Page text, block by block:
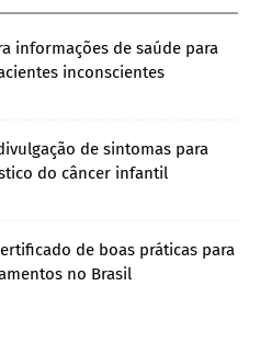
informações de saúde para
inconscientes
de sintomas para
do câncer infantil
de boas práticas para
no Brasil